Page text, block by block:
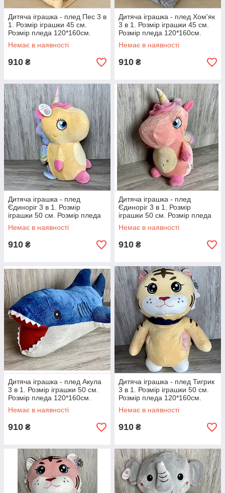
Дитяча іграшка - плед Пес 3 в
1. Розмір іграшки 45 см.
Розмір пледа 120*160см.
Немає в наявності
910 ₴
Дитяча іграшка - плед Хом'як
3 в 1. Розмір іграшки 45 см.
Розмір пледа 120*160см.
Немає в наявності
910 ₴
Дитяча іграшка - плед
Єдиноріг 3 в 1. Розмір
іграшки 50 см. Розмір пледа
120*160см.
Немає в наявності
910 ₴
Дитяча іграшка - плед
Єдиноріг 3 в 1. Розмір
іграшки 50 см. Розмір пледа
120*160см.
Немає в наявності
910 ₴
Дитяча іграшка - плед Акула
3 в 1. Розмір іграшки 50 см.
Розмір пледа 120*160см.
Немає в наявності
910 ₴
Дитяча іграшка - плед Тигрик
3 в 1. Розмір іграшки 50 см.
Розмір пледа 120*160см.
Немає в наявності
910 ₴